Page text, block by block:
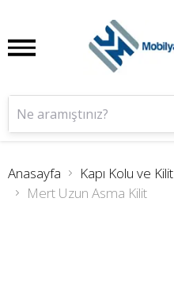
Anasayfa Kapı Kolu ve Kilit
Mert Uzun Asma Kilit